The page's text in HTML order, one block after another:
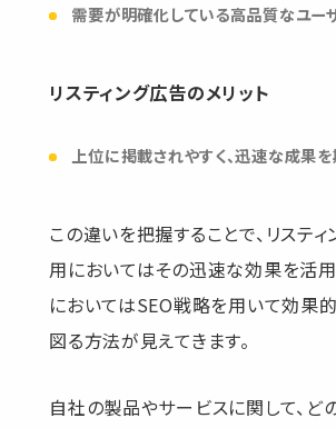
需要が明確化している高品質なユー
リスティング広告のメリット
上位に掲載されやすく、迅速な成果を
この違いを把握することで、リステ
用においてはその迅速な効果を活
においてはSEO戦略を用いて効果
図る方法が見えてきます。
自社の製品やサービスに関して、ど